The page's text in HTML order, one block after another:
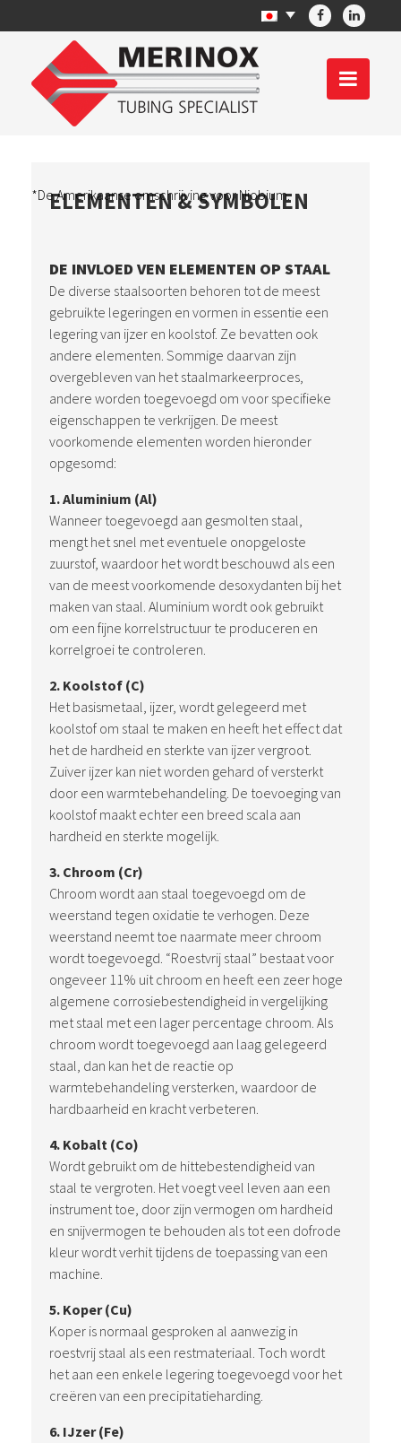
ELEMENTEN & SYMBOLEN
DE INVLOED VEN ELEMENTEN OP STAAL
De diverse staalsoorten behoren tot de meest
gebruikte legeringen en vormen in essentie een
legering van ijzer en koolstof. Ze bevatten ook
andere elementen. Sommige daarvan zijn
overgebleven van het staalmarkeerproces,
andere worden toegevoegd om voor specifieke
eigenschappen te verkrijgen. De meest
voorkomende elementen worden hieronder
opgesomd:
1. Aluminium (Al)
Wanneer toegevoegd aan gesmolten staal,
mengt het snel met eventuele onopgeloste
zuurstof, waardoor het wordt beschouwd als een
van de meest voorkomende desoxydanten bij het
maken van staal. Aluminium wordt ook gebruikt
om een fijne korrelstructuur te produceren en
korrelgroei te controleren.
2. Koolstof (C)
Het basismetaal, ijzer, wordt gelegeerd met
koolstof om staal te maken en heeft het effect dat
het de hardheid en sterkte van ijzer vergroot.
Zuiver ijzer kan niet worden gehard of versterkt
door een warmtebehandeling. De toevoeging van
koolstof maakt echter een breed scala aan
hardheid en sterkte mogelijk.
3. Chroom (Cr)
Chroom wordt aan staal toegevoegd om de
weerstand tegen oxidatie te verhogen. Deze
weerstand neemt toe naarmate meer chroom
wordt toegevoegd. “Roestvrij staal” bestaat voor
ongeveer 11% uit chroom en heeft een zeer hoge
algemene corrosiebestendigheid in vergelijking
met staal met een lager percentage chroom. Als
chroom wordt toegevoegd aan laag gelegeerd
staal, dan kan het de reactie op
warmtebehandeling versterken, waardoor de
hardbaarheid en kracht verbeteren.
4. Kobalt (Co)
Wordt gebruikt om de hittebestendigheid van
staal te vergroten. Het voegt veel leven aan een
instrument toe, door zijn vermogen om hardheid
en snijvermogen te behouden als tot een dofrode
kleur wordt verhit tijdens de toepassing van een
machine.
5. Koper (Cu)
Koper is normaal gesproken al aanwezig in
roestvrij staal als een restmateriaal. Toch wordt
het aan een enkele legering toegevoegd voor het
creëren van een precipitatieharding.
6. IJzer (Fe)
*De Amerikaanse omschrijving voor Niobium.